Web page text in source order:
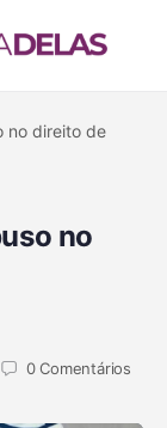
no direito de
no
0Comentários